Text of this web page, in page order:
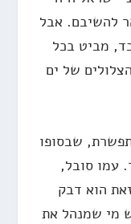
להשיבם. אבל
מביט בכל
של ים
שבסופו
עמו סובל,
הוא דבק
מי שמנהל את